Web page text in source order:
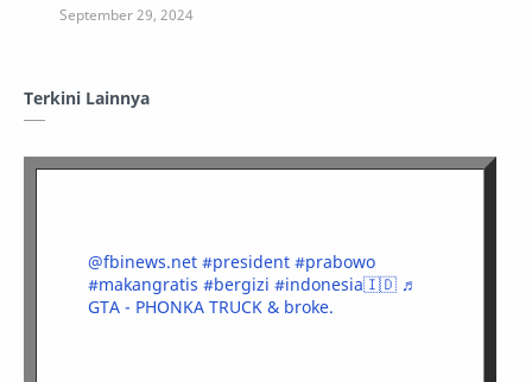
Terkini Lainnya
@fbinews.net #president #prabowo
#makangratis #bergizi #indonesia🇮🇩 ♬
GTA - PHONKA TRUCK & broke.